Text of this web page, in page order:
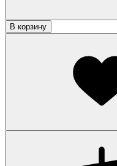
В корзину